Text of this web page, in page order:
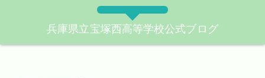
兵庫県立宝塚西高等学校公式ブログ